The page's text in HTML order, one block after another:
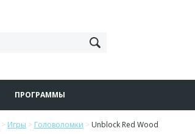
ПРОГРАММЫ
> Игры > Головоломки > Unblock Red Wood